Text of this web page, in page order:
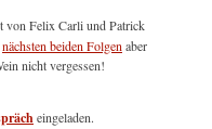
von Felix Carli und Patrick
nächsten beiden Folgenaber
nicht vergessen!
eingeladen.